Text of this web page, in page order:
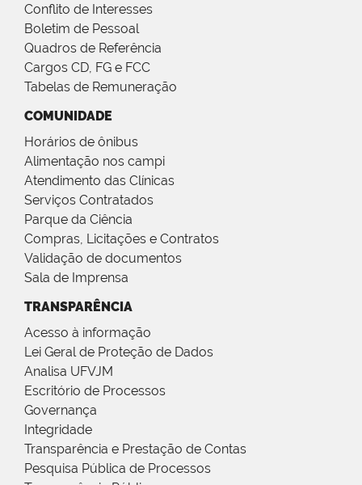
Conflito de Interesses
Boletim de Pessoal
Quadros de Referência
Cargos CD, FG e FCC
Tabelas de Remuneração
COMUNIDADE
Horários de ônibus
Alimentação nos campi
Atendimento das Clínicas
Serviços Contratados
Parque da Ciência
Compras, Licitações e Contratos
Validação de documentos
Sala de Imprensa
TRANSPARÊNCIA
Acesso à informação
Lei Geral de Proteção de Dados
Analisa UFVJM
Escritório de Processos
Governança
Integridade
Transparência e Prestação de Contas
Pesquisa Pública de Processos